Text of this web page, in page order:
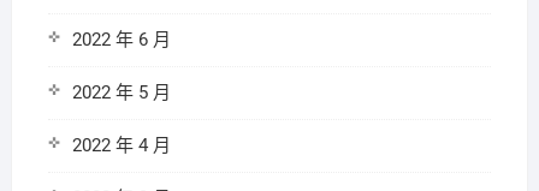
2022 年 6 月
2022 年 5 月
2022 年 4 月